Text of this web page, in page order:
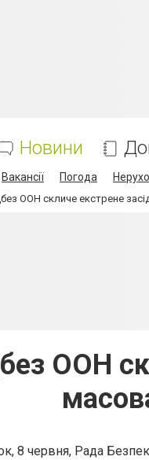
Новини
Вакансії Погода
ООН скличе екстрене
ООН
8 червня, Рада